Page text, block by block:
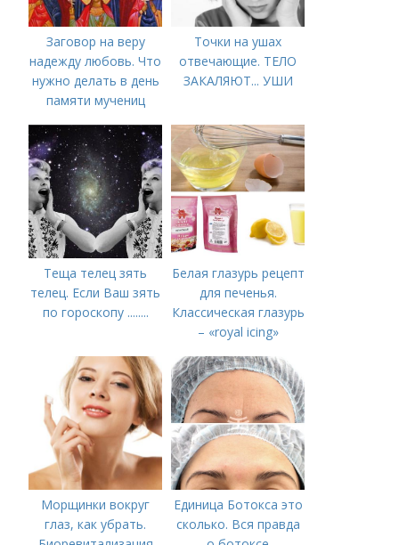
Заговор на веру
надежду любовь. Что
нужно делать в день
памяти мучениц
Любови и матери их
Софии 30 сентября
2022 года
Точки на ушах
отвечающие. ТЕЛО
ЗАКАЛЯЮТ... УШИ
Теща телец зять
телец. Если Ваш зять
по гороскопу ........
Белая глазурь рецепт
для печенья.
Классическая глазурь
– «royal icing»
Морщинки вокруг
глаз, как убрать.
Единица Ботокса это
сколько. Вся правда